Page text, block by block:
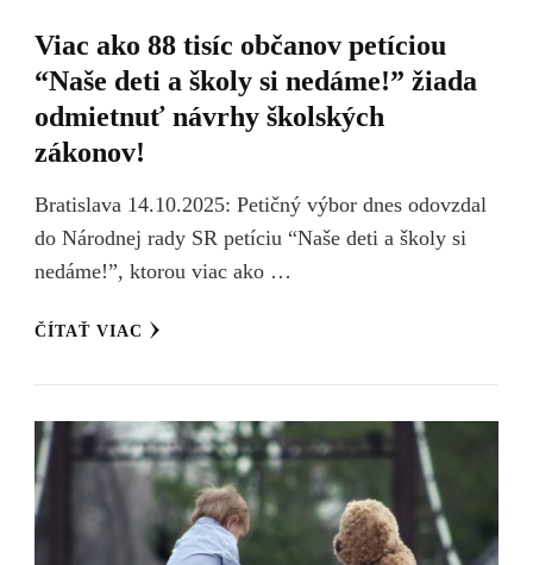
Viac ako 88 tisíc občanov petíciou
“Naše deti a školy si nedáme!” žiada
odmietnuť návrhy školských
zákonov!
Bratislava 14.10.2025: Petičný výbor dnes odovzdal
do Národnej rady SR petíciu “Naše deti a školy si
nedáme!”, ktorou viac ako …
ČÍTAŤ VIAC